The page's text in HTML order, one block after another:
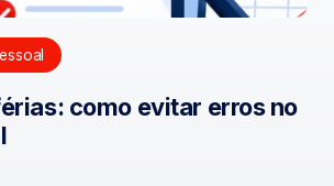
como evitar erros no